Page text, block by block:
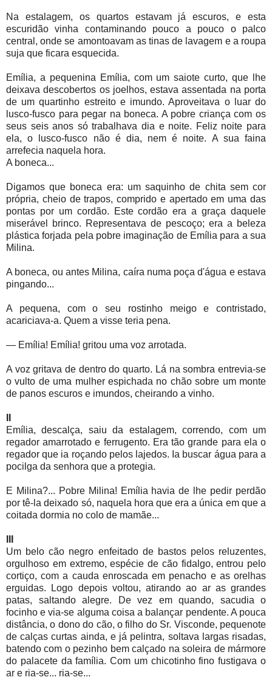
Na estalagem, os quartos estavam já escuros, e esta
escuridão vinha contaminando pouco a pouco o palco
central, onde se amontoavam as tinas de lavagem e a roupa
suja que ficara esquecida.
Emília, a pequenina Emília, com um saiote curto, que lhe
deixava descobertos os joelhos, estava assentada na porta
de um quartinho estreito e imundo. Aproveitava o luar do
lusco-fusco para pegar na boneca. A pobre criança com os
seus seis anos só trabalhava dia e noite. Feliz noite para
ela, o lusco-fusco não é dia, nem é noite. A sua faina
arrefecia naquela hora.
A boneca...
Digamos que boneca era: um saquinho de chita sem cor
própria, cheio de trapos, comprido e apertado em uma das
pontas por um cordão. Este cordão era a graça daquele
miserável brinco. Representava de pescoço; era a beleza
plástica forjada pela pobre imaginação de Emília para a sua
Milina.
A boneca, ou antes Milina, caíra numa poça d'água e estava
pingando...
A pequena, com o seu rostinho meigo e contristado,
acariciava-a. Quem a visse teria pena.
— Emília! Emília! gritou uma voz arrotada.
A voz gritava de dentro do quarto. Lá na sombra entrevia-se
o vulto de uma mulher espichada no chão sobre um monte
de panos escuros e imundos, cheirando a vinho.
Emília, descalça, saiu da estalagem, correndo, com um
regador amarrotado e ferrugento. Era tão grande para ela o
regador que ia roçando pelos lajedos. Ia buscar água para a
pocilga da senhora que a protegia.
E Milina?... Pobre Milina! Emília havia de lhe pedir perdão
por tê-la deixado só, naquela hora que era a única em que a
coitada dormia no colo de mamãe...
Um belo cão negro enfeitado de bastos pelos reluzentes,
orgulhoso em extremo, espécie de cão fidalgo, entrou pelo
cortiço, com a cauda enroscada em penacho e as orelhas
erguidas. Logo depois voltou, atirando ao ar as grandes
patas, saltando alegre. De vez em quando, sacudia o
focinho e via-se alguma coisa a balançar pendente. A pouca
distância, o dono do cão, o filho do Sr. Visconde, pequenote
de calças curtas ainda, e já pelintra, soltava largas risadas,
batendo com o pezinho bem calçado na soleira de mármore
do palacete da família. Com um chicotinho fino fustigava o
ar e ria-se... ria-se...